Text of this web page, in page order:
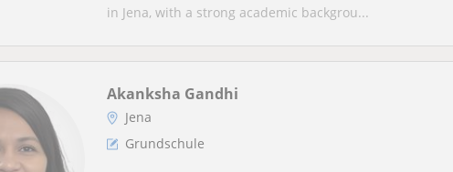
in Jena, with a strong academic backgrou...
Akanksha Gandhi
Jena
Grundschule